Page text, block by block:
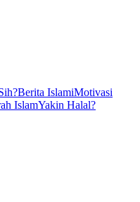
Berita IslamiMotivasi
IslamYakin Halal?